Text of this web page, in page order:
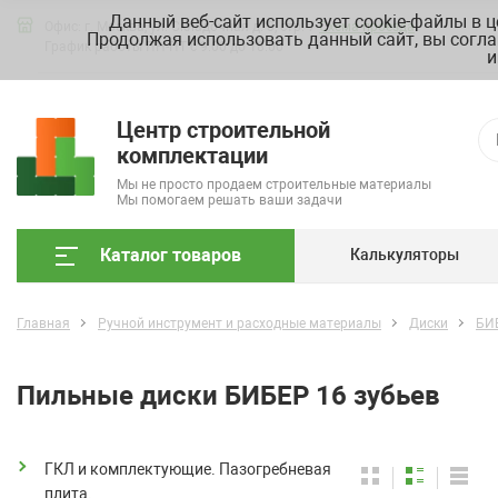
Офис: г. Москва, ул. Складочная д. 3, стр. 7Схема проезда
График работы ПН-ПТ с 9.00 до 18.00
Центр строительной
комплектации
Мы не просто продаем строительные материалы
Мы помогаем решать ваши задачи
Каталог товаров Калькуляторы
Главная Ручной инструмент и расходные материалы Диски
Пильные диски БИБЕР 16 зубьев
ГКЛ и комплектующие. Пазогребневая
плита.
Данный веб-сайт использует cookie-файлы в
Продолжая использовать данный сайт, вы